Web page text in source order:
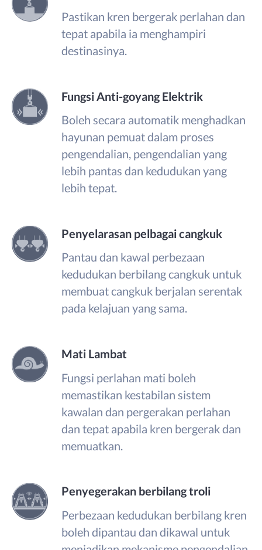
Pastikan kren bergerak perlahan dan
tepat apabila ia menghampiri
destinasinya.
Fungsi Anti-goyang Elektrik
Boleh secara automatik menghadkan
hayunan pemuat dalam proses
pengendalian, pengendalian yang
lebih pantas dan kedudukan yang
lebih tepat.
Penyelarasan pelbagai cangkuk
Pantau dan kawal perbezaan
kedudukan berbilang cangkuk untuk
membuat cangkuk berjalan serentak
pada kelajuan yang sama.
Mati Lambat
Fungsi perlahan mati boleh
memastikan kestabilan sistem
kawalan dan pergerakan perlahan
dan tepat apabila kren bergerak dan
memuatkan.
Penyegerakan berbilang troli
Perbezaan kedudukan berbilang kren
boleh dipantau dan dikawal untuk